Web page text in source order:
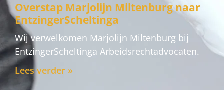
Overstap Marjolijn Miltenburg naar
EntzingerScheltinga
Wij verwelkomen Marjolijn Miltenburg bij
EntzingerScheltinga Arbeidsrechtadvocaten.
Lees verder »